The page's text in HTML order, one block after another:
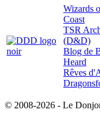
Wizards
Coast
TSR
(D&D)
Blog de
Heard
Rêves
© 2008-2026 - Le